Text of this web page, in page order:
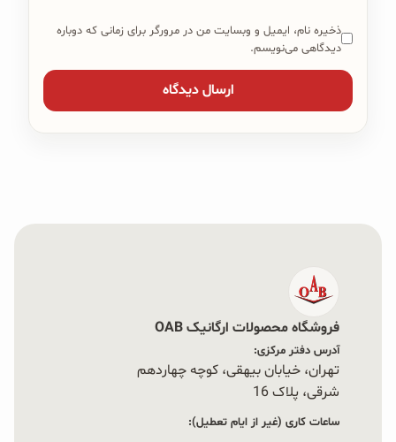
ذخیره نام، ایمیل و وبسایت من در مرورگر برای زمانی که دوباره
دیدگاهی می‌نویسم.
فروشگاه محصولات ارگانیک OAB
آدرس دفتر مرکزی:
تهران، خیابان بیهقی، کوچه چهاردهم
شرقی، پلاک 16‭
ساعات کاری (غیر از ایام تعطیل):